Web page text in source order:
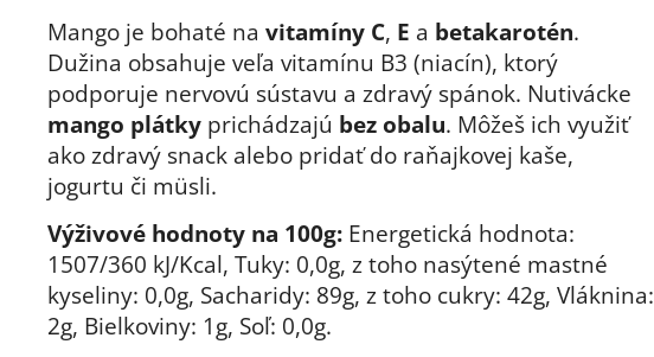
Mango je bohaté na vitamíny C, E a betakarotén.
Dužina obsahuje veľa vitamínu B3 (niacín), ktorý
podporuje nervovú sústavu a zdravý spánok. Nutivácke
mango plátky prichádzajú bez obalu. Môžeš ich využiť
ako zdravý snack alebo pridať do raňajkovej kaše,
jogurtu či müsli.
Výživové hodnoty na 100g: Energetická hodnota:
1507/360 kJ/Kcal, Tuky: 0,0g, z toho nasýtené mastné
kyseliny: 0,0g, Sacharidy: 89g, z toho cukry: 42g, Vláknina:
2g, Bielkoviny: 1g, Soľ: 0,0g.